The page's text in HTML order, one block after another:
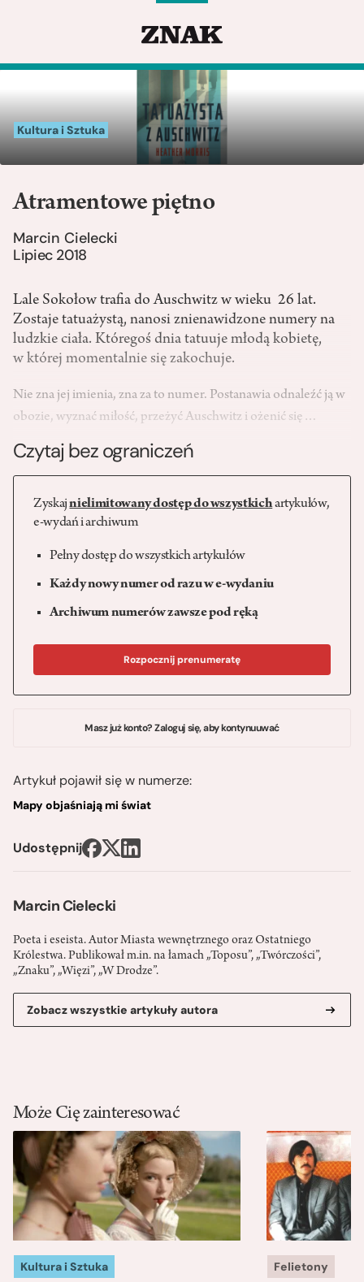
Kultura i Sztuka
Marcin Cielecki
Poeta i eseista. Autor Miasta wewnętrznego oraz Ostatniego
Królestwa. Publikował m.in. na łamach „Toposu”, „Twórczości”,
„Znaku”, „Więzi”, „W Drodze”.
Zobacz wszystkie artykuły autora
Atramentowe piętno
Marcin Cielecki
Lipiec 2018
Lale Sokołow trafia do Auschwitz w wieku 26 lat.
Zostaje tatuażystą, nanosi znienawidzone numery na
ludzkie ciała. Któregoś dnia tatuuje młodą kobietę,
w której momentalnie się zakochuje.
Nie zna jej imienia, zna za to numer. Postanawia odnaleźć ją w
obozie, wyznać miłość, przeżyć Auschwitz i ożenić się…
Czytaj bez ograniczeń
Zyskajnielimitowany dostęp do wszystkichartykułów,
e-wydań i archiwum
Pełny dostęp do wszystkich artykułów
Każdy nowy numer od razu w e-wydaniu
Archiwum numerów zawsze pod ręką
Rozpocznij prenumeratę
Masz już konto? Zaloguj się, aby kontynuuwać
Artykuł pojawił się w numerze:
Mapy objaśniają mi świat
Udostępnij
Może Cię zainteresować
Kultura i Sztuka Felietony